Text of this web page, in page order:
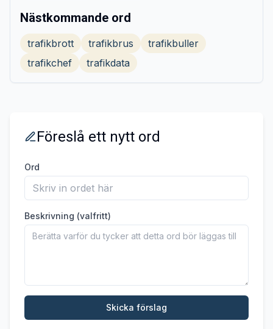
Nästkommande ord
trafikbrott trafikbrus
trafikbuller
trafikchef
trafikdata
Föreslå ett nytt ord
Ord
Beskrivning (valfritt)
Skicka förslag